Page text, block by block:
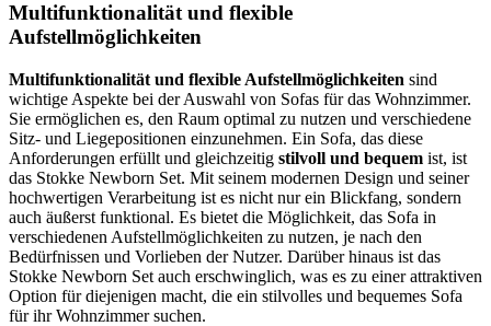
Multifunktionalität und flexible
Aufstellmöglichkeiten
Multifunktionalität und flexible Aufstellmöglichkeiten sind
wichtige Aspekte bei der Auswahl von Sofas für das Wohnzimmer.
Sie ermöglichen es, den Raum optimal zu nutzen und verschiedene
Sitz- und Liegepositionen einzunehmen. Ein Sofa, das diese
Anforderungen erfüllt und gleichzeitig stilvoll und bequem ist, ist
das Stokke Newborn Set. Mit seinem modernen Design und seiner
hochwertigen Verarbeitung ist es nicht nur ein Blickfang, sondern
auch äußerst funktional. Es bietet die Möglichkeit, das Sofa in
verschiedenen Aufstellmöglichkeiten zu nutzen, je nach den
Bedürfnissen und Vorlieben der Nutzer. Darüber hinaus ist das
Stokke Newborn Set auch erschwinglich, was es zu einer attraktiven
Option für diejenigen macht, die ein stilvolles und bequemes Sofa
für ihr Wohnzimmer suchen.